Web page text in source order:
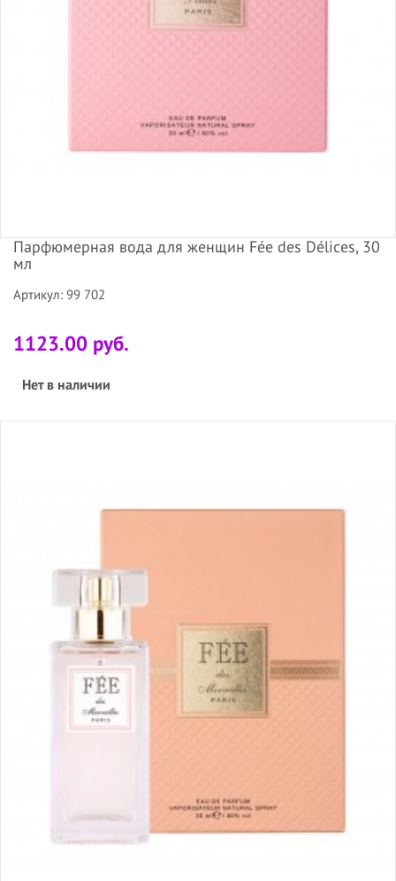
Парфюмерная вода для женщин Fée des Délices, 30
мл
Артикул: 99 702
1123.00 руб.
Нет в наличии